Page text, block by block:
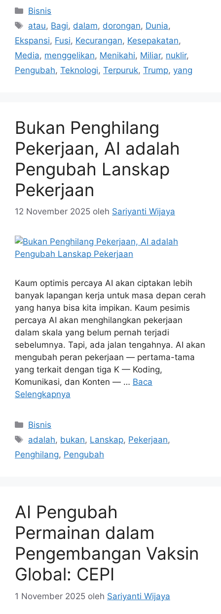
Kategori
Bisnis
Tag
atau, Bagi, dalam, dorongan, Dunia,
Ekspansi, Fusi, Kecurangan, Kesepakatan,
Media, menggelikan, Menikahi, Miliar, nuklir,
Pengubah, Teknologi, Terpuruk, Trump, yang
Bukan Penghilang
Pekerjaan, AI adalah
Pengubah Lanskap
Pekerjaan
12 November 2025 oleh Sariyanti Wijaya
Kaum optimis percaya AI akan ciptakan lebih
banyak lapangan kerja untuk masa depan cerah
yang hanya bisa kita impikan. Kaum pesimis
percaya AI akan menghilangkan pekerjaan
dalam skala yang belum pernah terjadi
sebelumnya. Tapi, ada jalan tengahnya. AI akan
mengubah peran pekerjaan — pertama-tama
yang terkait dengan tiga K — Koding,
Komunikasi, dan Konten — … Baca
Selengkapnya
Kategori
Bisnis
Tag
adalah, bukan, Lanskap, Pekerjaan,
Penghilang, Pengubah
AI Pengubah
Permainan dalam
Pengembangan Vaksin
Global: CEPI
1 November 2025 oleh Sariyanti Wijaya